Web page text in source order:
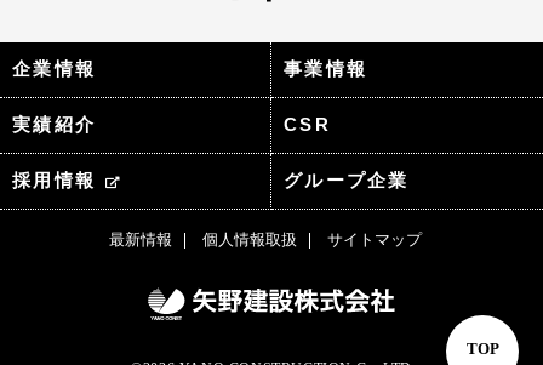
企業情報 事業情報
実績紹介 CSR
採用情報 グループ企業
最新情報 個人情報取扱 サイトマップ